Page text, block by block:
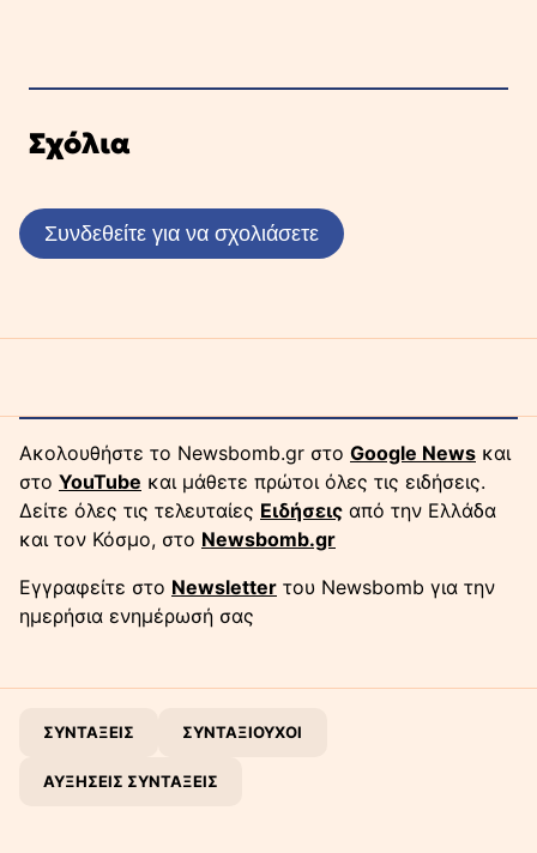
Σχόλια
Συνδεθείτε για να σχολιάσετε
Ακολουθήστε το Newsbomb.gr στο Google News και
στο YouTube και μάθετε πρώτοι όλες τις ειδήσεις.
Δείτε όλες τις τελευταίες Ειδήσεις από την Ελλάδα
και τον Κόσμο, στο Newsbomb.gr
Εγγραφείτε στο Newsletter του Newsbomb για την
ημερήσια ενημέρωσή σας
ΣΥΝΤΑΞΕΙΣ ΣΥΝΤΑΞΙΟΥΧΟΙ
ΑΥΞΗΣΕΙΣ ΣΥΝΤΑΞΕΙΣ